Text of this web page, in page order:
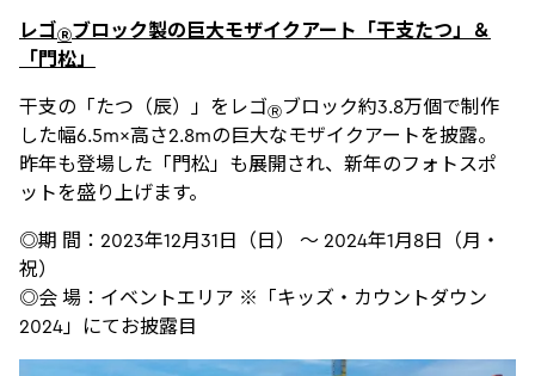
レゴⓇブロック製の巨大モザイクアート「干支たつ」＆
「門松」
干支の「たつ（辰）」をレゴⓇブロック約3.8万個で制作
した幅6.5m×高さ2.8mの巨大なモザイクアートを披露。
昨年も登場した「門松」も展開され、新年のフォトスポ
ットを盛り上げます。
◎期 間：2023年12月31日（日） ～ 2024年1月8日（月・
祝）
◎会 場：イベントエリア ※「キッズ・カウントダウン
2024」にてお披露目